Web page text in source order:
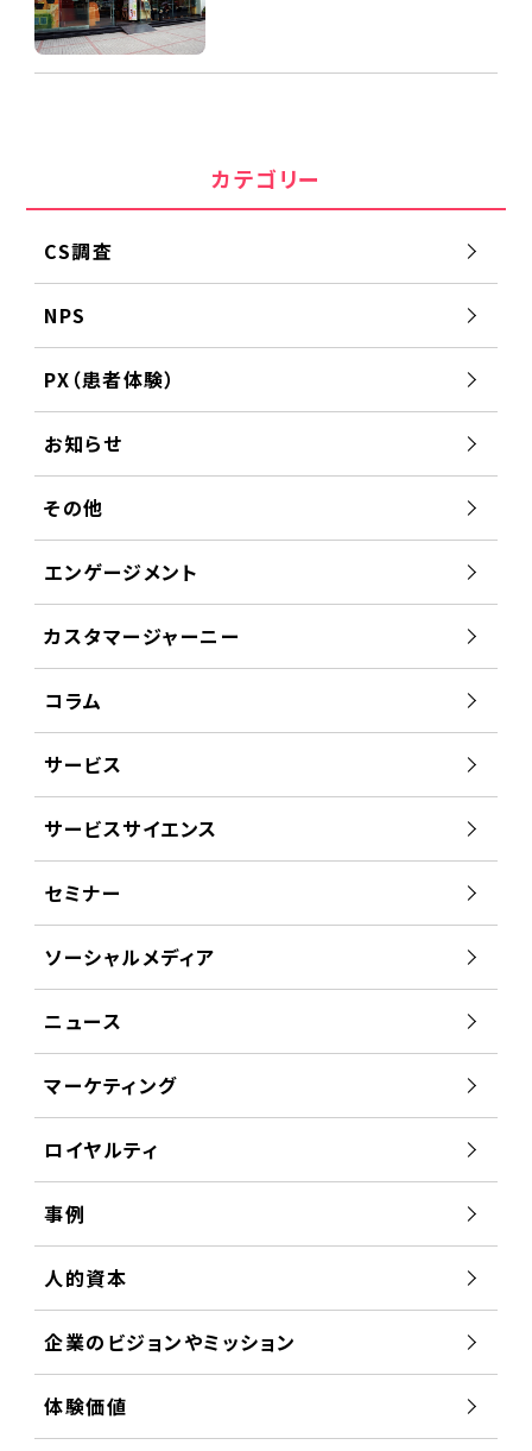
カテゴリー
CS調査
NPS
PX（患者体験）
お知らせ
その他
エンゲージメント
カスタマージャーニー
コラム
サービス
サービスサイエンス
セミナー
ソーシャルメディア
ニュース
マーケティング
ロイヤルティ
事例
人的資本
企業のビジョンやミッション
体験価値